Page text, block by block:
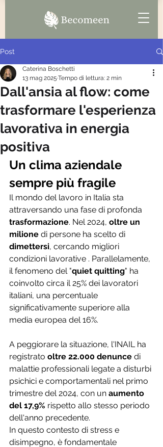
Post
Dall'ansia al flow: come
trasformare l'esperienza
lavorativa in energia
positiva
Caterina Boschetti
13 mag 2025 Tempo di lettura: 2 min
Un clima aziendale
sempre più fragile
Il mondo del lavoro in Italia sta
attraversando una fase di profonda
trasformazione. Nel 2024, oltre un
milione di persone ha scelto di
dimettersi, cercando migliori
condizioni lavorative . Parallelamente,
il fenomeno del "quiet quitting" ha
coinvolto circa il 25% dei lavoratori
italiani, una percentuale
significativamente superiore alla
media europea del 16%.
A peggiorare la situazione, l'INAIL ha
registrato oltre 22.000 denunce di
malattie professionali legate a disturbi
psichici e comportamentali nel primo
trimestre del 2024, con un aumento
del 17,9% rispetto allo stesso periodo
dell'anno precedente.
In questo contesto di stress e
disimpegno, è fondamentale